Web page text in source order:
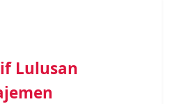
Lulusan